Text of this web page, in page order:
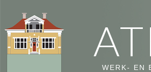
WERK- EN